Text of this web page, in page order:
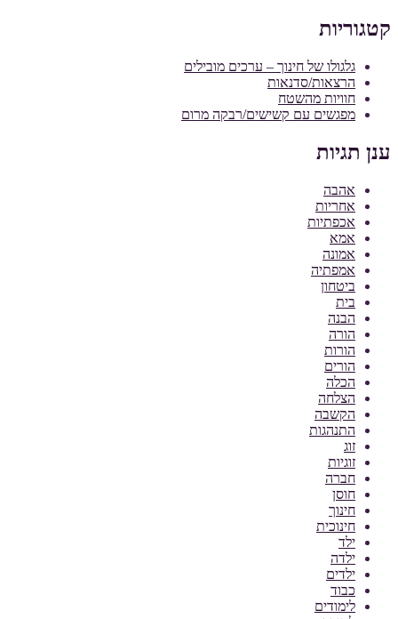
קטגוריות
גלגולו של חינוך – ערכים מובילים
הרצאות/סדנאות
חוויות מהשטח
מפגשים עם קשישים/רבקה מרום
ענן תגיות
אהבה
אחריות
אכפתיות
אמא
אמונה
אמפתיה
ביטחון
בית
הבנה
הורה
הורות
הורים
הכלה
הצלחה
הקשבה
התנהגות
זוג
זוגיות
חברה
חוסן
חינוך
חינוכית
ילד
ילדה
ילדים
כבוד
לימודים